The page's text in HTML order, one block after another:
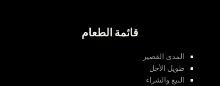
قائمة الطعام
المدى القصير
طويل الأجل
البيع والشراء